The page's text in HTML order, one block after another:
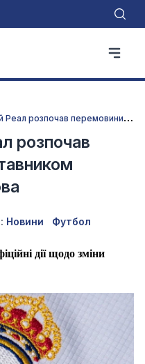
М
адридський Реал розпочав перемовини з наставником Трубіна та Судакова
розпочав
Новини Футбол
дії щодо зміни